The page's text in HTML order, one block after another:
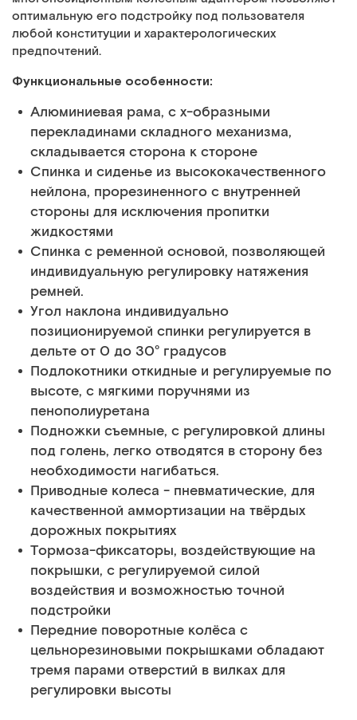
оптимальную его подстройку под пользователя
любой конституции и характерологических
предпочтений.
Функциональные особенности:
Алюминиевая рама, с х-образными
перекладинами складного механизма,
складывается сторона к стороне
Спинка и сиденье из высококачественного
нейлона, прорезиненного с внутренней
стороны для исключения пропитки
жидкостями
Спинка с ременной основой, позволяющей
индивидуальную регулировку натяжения
ремней.
Угол наклона индивидуально
позиционируемой спинки регулируется в
дельте от 0 до 30° градусов
Подлокотники откидные и регулируемые по
высоте, с мягкими поручнями из
пенополиуретана
Подножки съемные, с регулировкой длины
под голень, легко отводятся в сторону без
необходимости нагибаться.
Приводные колеса - пневматические, для
качественной аммортизации на твёрдых
дорожных покрытиях
Тормоза-фиксаторы, воздействующие на
покрышки, с регулируемой силой
воздействия и возможностью точной
подстройки
Передние поворотные колёса с
цельнорезиновыми покрышками обладают
тремя парами отверстий в вилках для
регулировки высоты